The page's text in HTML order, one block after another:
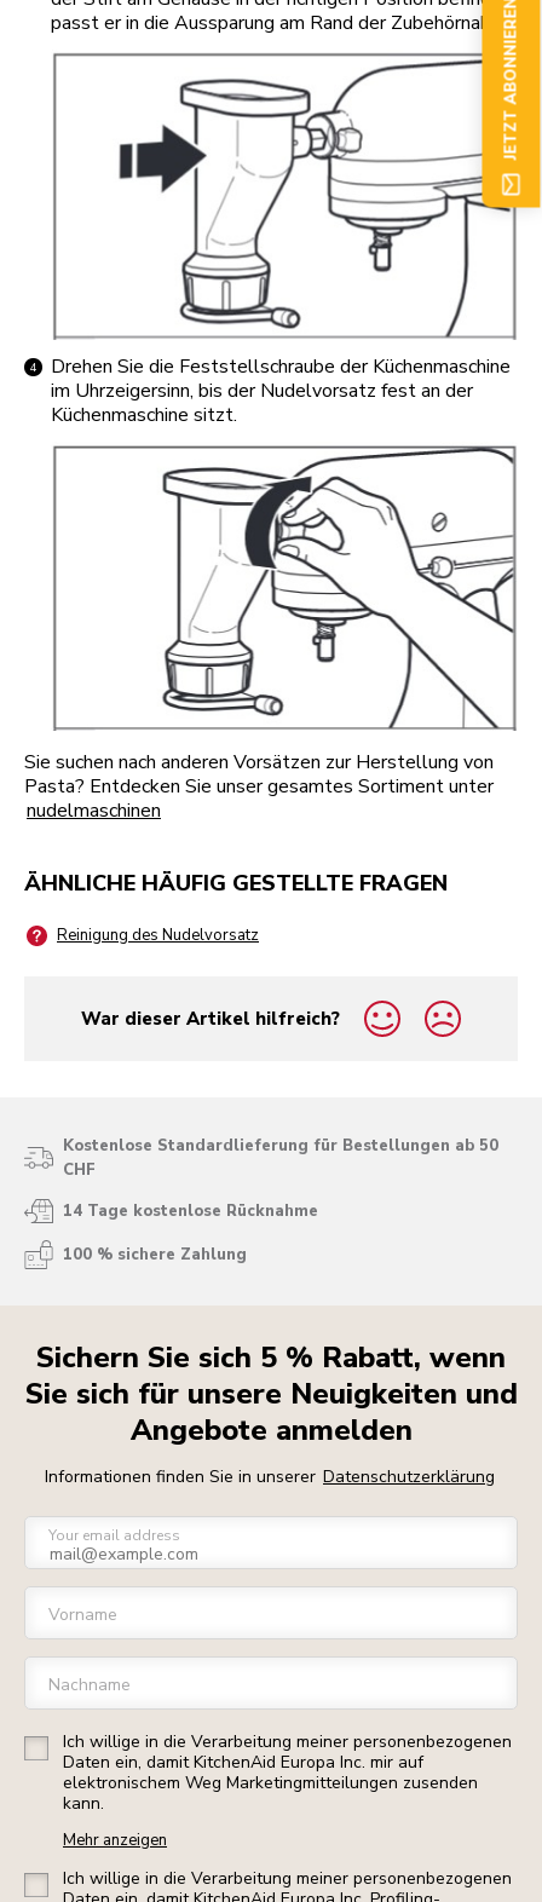
passt er in die Aussparung am Rand der Zubehörnabe.
Drehen Sie die Feststellschraube der Küchenmaschine
im Uhrzeigersinn, bis der Nudelvorsatz fest an der
Küchenmaschine sitzt.
Sie suchen nach anderen Vorsätzen zur Herstellung von
Pasta? Entdecken Sie unser gesamtes Sortiment unter
nudelmaschinen
ÄHNLICHE HÄUFIG GESTELLTE FRAGEN
Reinigung des Nudelvorsatz
War dieser Artikel hilfreich?
yes
no
Kostenlose Standardlieferung für Bestellungen ab 50
CHF
14 Tage kostenlose Rücknahme
100 % sichere Zahlung
Sichern Sie sich 5 % Rabatt, wenn
Sie sich für unsere Neuigkeiten und
Angebote anmelden
Informationen finden Sie in unserer Datenschutzerklärung
Your email address
Vorname
Nachname
Ich willige in die Verarbeitung meiner personenbezogenen
Daten ein, damit KitchenAid Europa Inc. mir auf
elektronischem Weg Marketingmitteilungen zusenden
kann.
Mehr anzeigen
Ich willige in die Verarbeitung meiner personenbezogenen
JETZT ABONNIEREN